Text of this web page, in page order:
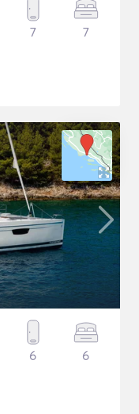
7 7
6 6